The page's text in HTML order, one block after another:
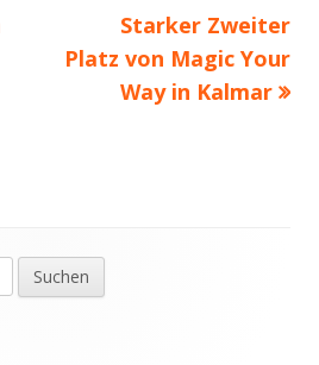
Nächster
Beitrag
Starker Zweiter
Platz von Magic Your
Way in Kalmar